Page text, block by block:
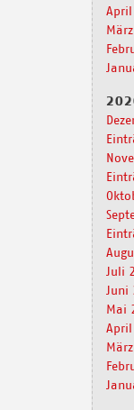
April
Juli
Juni
Mai
April